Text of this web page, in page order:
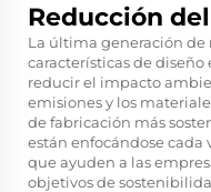
Reducción
La última generación
características de
reducir el impacto
emisiones y los
de fabricación más
están enfocándose cada
que ayuden a las
objetivos de